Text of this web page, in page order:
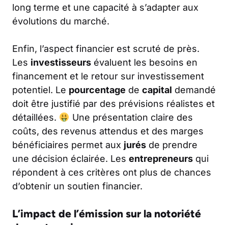
long terme et une capacité à s’adapter aux
évolutions du marché.
Enfin, l’aspect financier est scruté de près.
Les investisseurs évaluent les besoins en
financement et le retour sur investissement
potentiel. Le pourcentage de capital demandé
doit être justifié par des prévisions réalistes et
détaillées.
Une présentation claire des
coûts, des revenus attendus et des marges
bénéficiaires permet aux jurés de prendre
une décision éclairée. Les entrepreneurs qui
répondent à ces critères ont plus de chances
d’obtenir un soutien financier.
L’impact de l’émission sur la notoriété